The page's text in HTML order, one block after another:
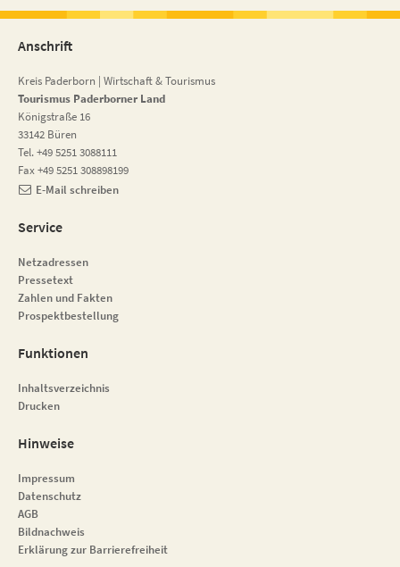
Anschrift
Kreis Paderborn | Wirtschaft & Tourismus
Tourismus Paderborner Land
Königstraße 16
33142 Büren
Tel. +49 5251 3088111
Fax +49 5251 308898199
E-Mail schreiben
Service
Netzadressen
Pressetext
Zahlen und Fakten
Prospektbestellung
Funktionen
Inhaltsverzeichnis
Drucken
Hinweise
Impressum
Datenschutz
AGB
Bildnachweis
Erklärung zur Barrierefreiheit